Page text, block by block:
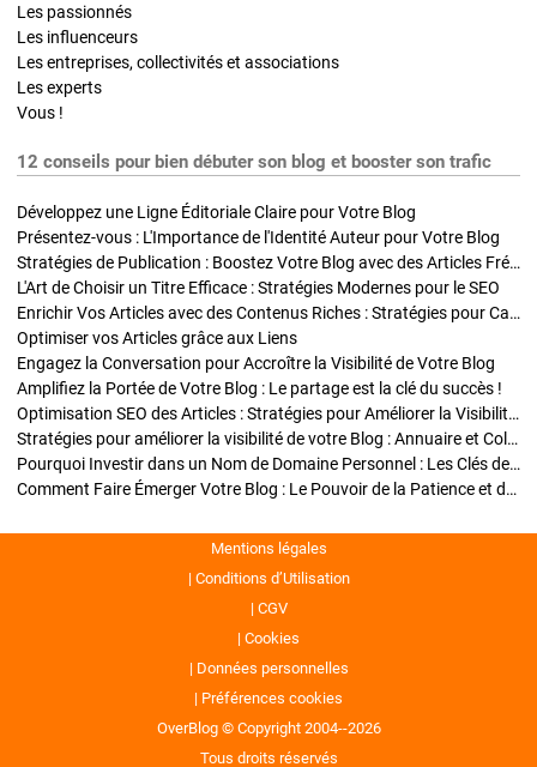
Les passionnés
Les influenceurs
Les entreprises, collectivités et associations
Les experts
Vous !
12 conseils pour bien débuter son blog et booster son trafic
Développez une Ligne Éditoriale Claire pour Votre Blog
Présentez-vous : L'Importance de l'Identité Auteur pour Votre Blog
Stratégies de Publication : Boostez Votre Blog avec des Articles Fréquents et Exclusifs
L'Art de Choisir un Titre Efficace : Stratégies Modernes pour le SEO
Enrichir Vos Articles avec des Contenus Riches : Stratégies pour Captiver et Optimiser
Optimiser vos Articles grâce aux Liens
Engagez la Conversation pour Accroître la Visibilité de Votre Blog
Amplifiez la Portée de Votre Blog : Le partage est la clé du succès !
Optimisation SEO des Articles : Stratégies pour Améliorer la Visibilité de Votre Blog
Stratégies pour améliorer la visibilité de votre Blog : Annuaire et Collaborations
Pourquoi Investir dans un Nom de Domaine Personnel : Les Clés de la Réussite de Votre Blog
Comment Faire Émerger Votre Blog : Le Pouvoir de la Patience et de la Persévérance
Mentions légales
Conditions d’Utilisation
CGV
Cookies
Données personnelles
Préférences cookies
OverBlog © Copyright 2004--2026
Tous droits réservés